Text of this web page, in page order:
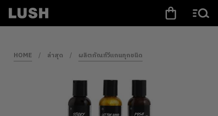
HOME / ล่าสุด / ผลิตภัณฑ์วีแกนทุกชนิด